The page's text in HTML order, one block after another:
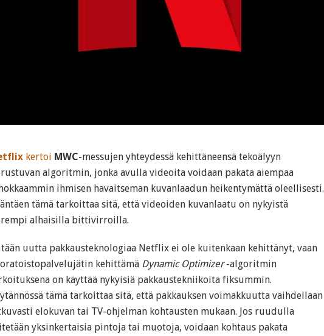
kertoi MWC-messujen yhteydessä kehittäneensä tekoälyyn
algoritmin, jonka avulla videoita voidaan pakata aiempaa
ihmisen havaitseman kuvanlaadun heikentymättä oleellisesti.
tämä tarkoittaa sitä, että videoiden kuvanlaatu on nykyistä
alhaisilla bittivirroilla.
uutta pakkausteknologiaa Netflix ei ole kuitenkaan kehittänyt, vaan
kehittämä Dynamic Optimizer-algoritmin
on käyttää nykyisiä pakkaustekniikoita fiksummin.
tämä tarkoittaa sitä, että pakkauksen voimakkuutta vaihdellaan
elokuvan tai TV-ohjelman kohtausten mukaan. Jos ruudulla
yksinkertaisia pintoja tai muotoja, voidaan kohtaus pakata